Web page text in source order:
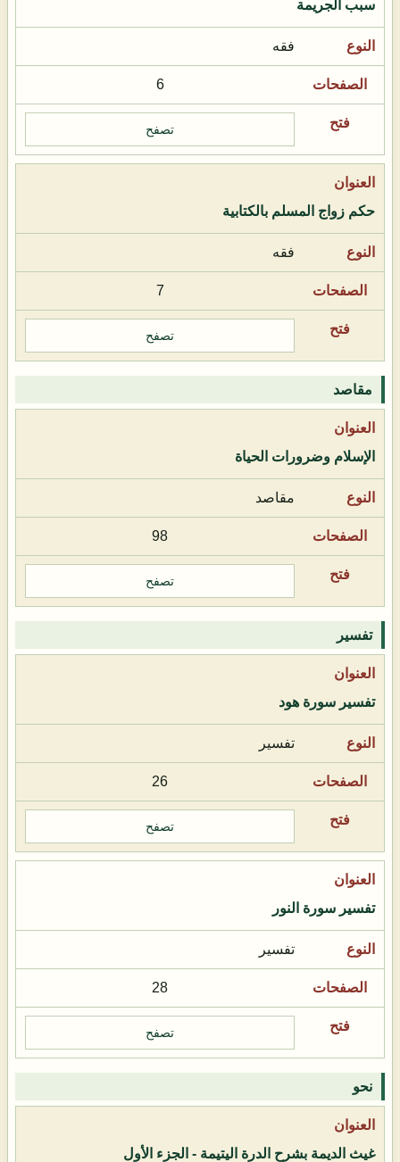
سبب الجريمة
فقه
6
تصفح
حكم زواج المسلم بالكتابية
فقه
7
تصفح
مقاصد
الإسلام وضرورات الحياة
مقاصد
98
تصفح
تفسير
تفسير سورة هود
تفسير
26
تصفح
تفسير سورة النور
تفسير
28
تصفح
نحو
غيث الديمة بشرح الدرة اليتيمة - الجزء الأول